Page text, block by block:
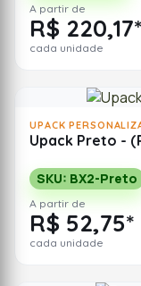
A partir de
R$ 220,17*
cada unidade
UPACK
Upack Preto -
SKU: BX2-Preto
A partir de
R$ 52,75*
cada unidade